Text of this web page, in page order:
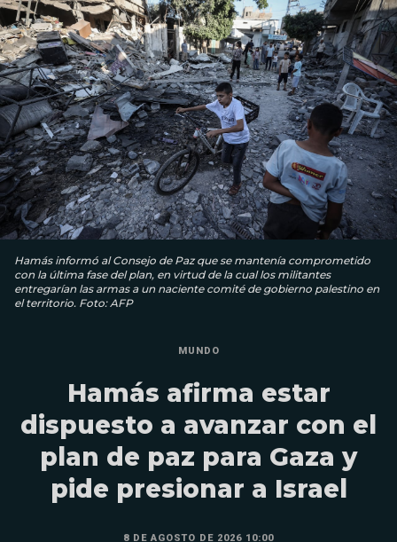
Hamás informó al Consejo de Paz que se mantenía comprometido
con la última fase del plan, en virtud de la cual los militantes
entregarían las armas a un naciente comité de gobierno palestino en
el territorio. Foto: AFP
MUNDO
Hamás afirma estar
dispuesto a avanzar con el
plan de paz para Gaza y
pide presionar a Israel
8 DE AGOSTO DE 2026 10:00